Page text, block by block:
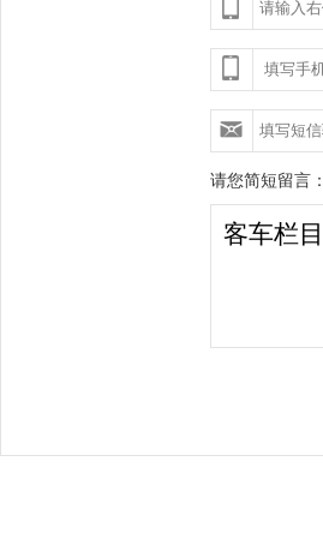
请您简短留言：